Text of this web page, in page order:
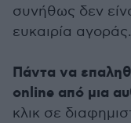
συνήθως δεν
ευκαιρία αγοράς.
Πάντα να
online από μια
κλικ σε